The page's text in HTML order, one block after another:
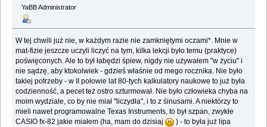
YaBB Administrator
W tej chwili już nie, w każdym razie nie zamkniętymi oczami*. Mnie w
mat-fizie jeszcze uczyli liczyć na tym, kilka lekcji było temu (praktyce)
poświęconych. Ale to był łabędzi śpiew, nigdy nie używałem "w życiu" i
nie sądzę, aby ktokolwiek - gdzieś właśnie od mego rocznika. Nie było
takiej potrzeby - w II połowie lat 80-tych kalkulatory naukowe to już była
codzienność, a pecet też ostro szturmował. Nie było człowieka chyba na
moim wydziale, co by nie miał "liczydła", i to z śinusami. A niektórzy to
mieli nawet programowalne Texas Instruments, to był szpan, zwykłe
CASIO fx-82 jakie miałem (ha, mam do dzisiaj
) - to była już lipa